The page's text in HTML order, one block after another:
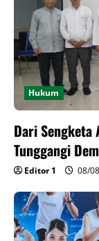
Hukum
Dari Sengketa
Tunggangi
Editor 1 08/